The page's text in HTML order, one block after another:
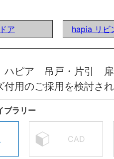
ア
hapia リビ
ハピア 吊戸・片引
付用のご採用を検討さ
ブラリー
CAD